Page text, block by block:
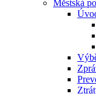
Městská